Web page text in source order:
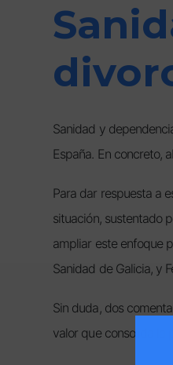
Sanidad y
España. En concreto,
Para dar respuesta a
situación, sustentado
ampliar este enfoque
Sanidad de Galicia, y
Sin duda, dos
valor que consolida la